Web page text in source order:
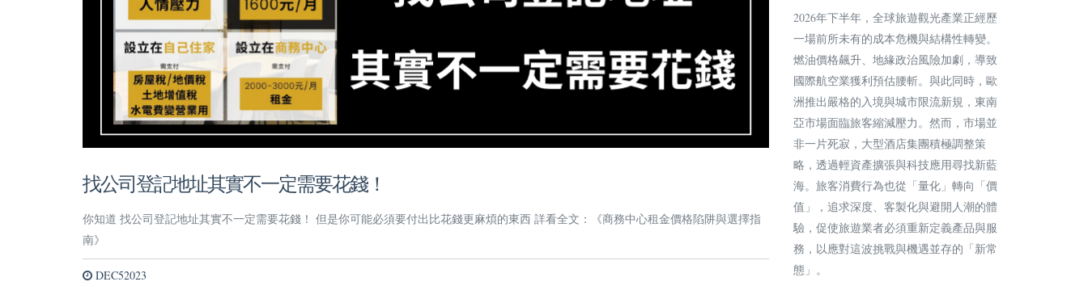
找公司登記地址其實不一定需要花錢！
你知道 找公司登記地址其實不一定需要花錢！ 但是你可能必須要付出比花錢更麻煩的東西 詳看全文：《商務中心租金價格陷阱與選擇指
南》
DEC52023
壓力、法規收緊與深度體驗新趨
勢
2026年下半年，全球旅遊觀光產業正經歷
一場前所未有的成本危機與結構性轉變。
燃油價格飆升、地緣政治風險加劇，導致
國際航空業獲利預估腰斬。與此同時，歐
洲推出嚴格的入境與城市限流新規，東南
亞市場面臨旅客縮減壓力。然而，市場並
非一片死寂，大型酒店集團積極調整策
略，透過輕資產擴張與科技應用尋找新藍
海。旅客消費行為也從「量化」轉向「價
值」，追求深度、客製化與避開人潮的體
驗，促使旅遊業者必須重新定義產品與服
務，以應對這波挑戰與機遇並存的「新常
態」。